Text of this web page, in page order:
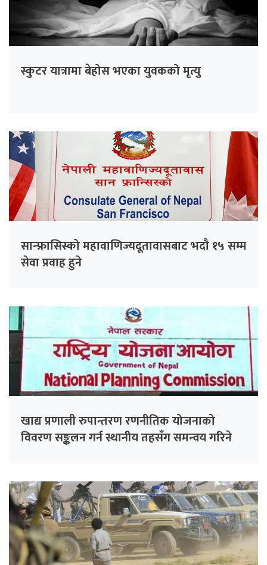
स्कुटर यात्रामा बेहोस भएका युवकको मृत्यु
सान्फ्रासिस्को महावाणिज्यदूतावासबाट भदौ १५ सम्म
सेवा प्रवाह हुने
खाद्य प्रणाली रुपान्तरण रणनीतिक योजनाको
विवरण सङ्कलन गर्न स्थानीय तहसँग समन्वय गरिने